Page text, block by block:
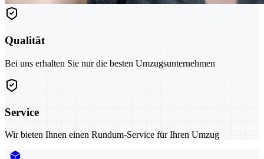
Qualität
Bei uns erhalten Sie nur die besten Umzugsunternehmen
Service
Wir bieten Ihnen einen Rundum-Service für Ihren Umzug